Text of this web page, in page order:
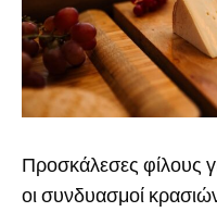
Προσκάλεσες φίλους
οι συνδυασμοί